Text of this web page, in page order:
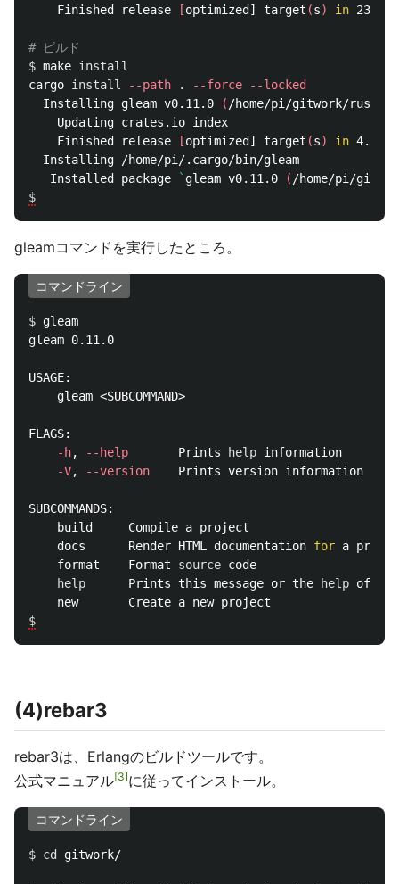
    Finished release
[optimized] target (s) in 23m
# ビルド
$ make
cargo install --path . --force
--locked
  Installing gleam v0.11.0
(/home/pi/gitwork/rust/
    Updating crates.io index
    Finished release
[optimized] target (s) in 4.08s
  Installing /home/pi/.cargo/bin/gleam
   Installed package
` gleam v0.11.0 (/home/pi/
$
gleamコマンドを実行したところ。
コマンドライン
$ gleam
gleam 0.11.0
USAGE:
    gleam <SUBCOMMAND>
FLAGS:
-h, --help
       Prints
help information
-V, --version
    Prints version information
SUBCOMMANDS:
    build     Compile a project
    docs      Render HTML documentation
for a
    format    Format
source code
help Prints this message or the help of the
$
(4)rebar3
rebar3は、Erlangのビルドツールです。
公式マニュアル 3 に従ってインストール。
コマンドライン
$ cd gitwork/